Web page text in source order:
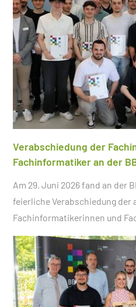
Verabschiedung der
Fachinformatiker an der
Am 29. Juni 2026 fand an der
feierliche Verabschiedung der
Fachinformatikerinnen und